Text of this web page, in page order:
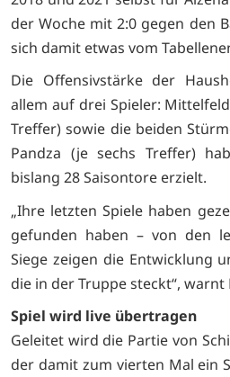
der Woche mit 2:0 gegen den
sich damit etwas vom
Die Offensivstärke der
allem auf drei Spieler:
Treffer) sowie die beiden
Pandza (je sechs Treffer)
bislang 28 Saisontore erzielt.
„Ihre letzten Spiele haben
gefunden haben – von den
Siege zeigen die Entwicklung
die in der Truppe steckt“, warnt
Spiel wird live übertragen
Geleitet wird die Partie von
der damit zum vierten Mal ein